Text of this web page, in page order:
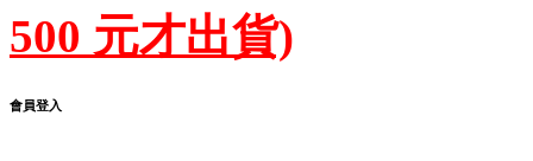
500 元才出貨)
會員登入